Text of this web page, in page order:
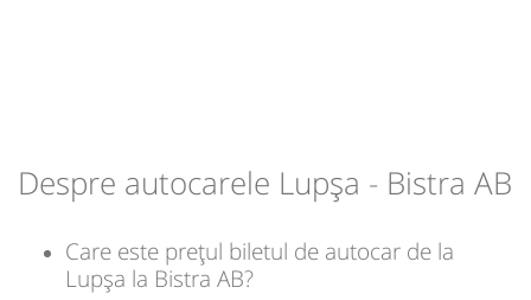
Despre autocarele Lupșa - Bistra AB
Care este prețul biletul de autocar de la
Lupșa la Bistra AB?